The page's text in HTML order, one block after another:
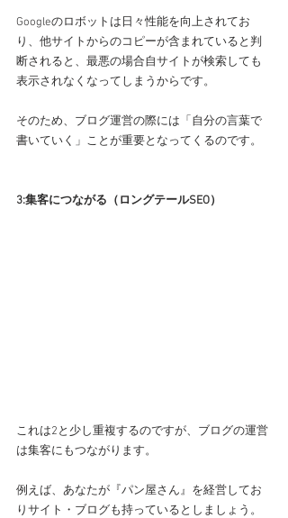
Googleのロボットは日々性能を向上されてお
り、他サイトからのコピーが含まれていると判
断されると、最悪の場合自サイトが検索しても
表示されなくなってしまうからです。
そのため、ブログ運営の際には「自分の言葉で
書いていく」ことが重要となってくるのです。
3:集客につながる（ロングテールSEO）
これは2と少し重複するのですが、ブログの運営
は集客にもつながります。
例えば、あなたが『パン屋さん』を経営してお
りサイト・ブログも持っているとしましょう。